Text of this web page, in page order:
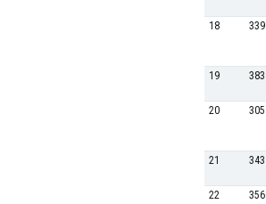
18 339
19 383
20 305
21 343
22 356